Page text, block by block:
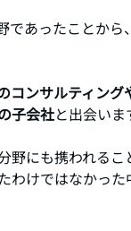
であったことから
コンサルティング
子会社と出会いま
野にも携われるこ
けではなかった